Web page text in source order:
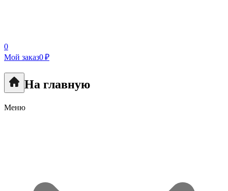
0
Мой заказ0 ₽
На главную
Меню